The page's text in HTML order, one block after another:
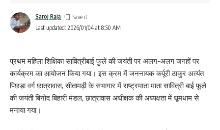
Last updated: 2026/01/04 at 8:50 AM
Saroj Raja
प्रथम महिला शिक्षिका सावित्रीबाई फुले की जयंती पर अलग-अलग जगहों पर
कार्यक्रम का आयोजन किया गया। इस क्रम में जननायक कर्पूरी ठाकुर अत्यंत
पिछड़ा वर्ग छात्रावास, सीतामढ़ी के सभागार में राष्ट्रमाता माता सावित्री बाई फूले
की जयंती बिनोद बिहारी मंडल, छात्रावास अधीक्षक की अध्यक्षता में धूमधाम से
मनाया गया।